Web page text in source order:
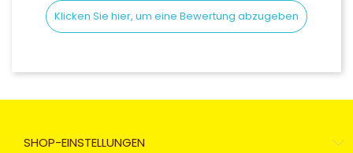
Klicken Sie hier, um eine Bewertung abzugeben
SHOP-EINSTELLUNGEN